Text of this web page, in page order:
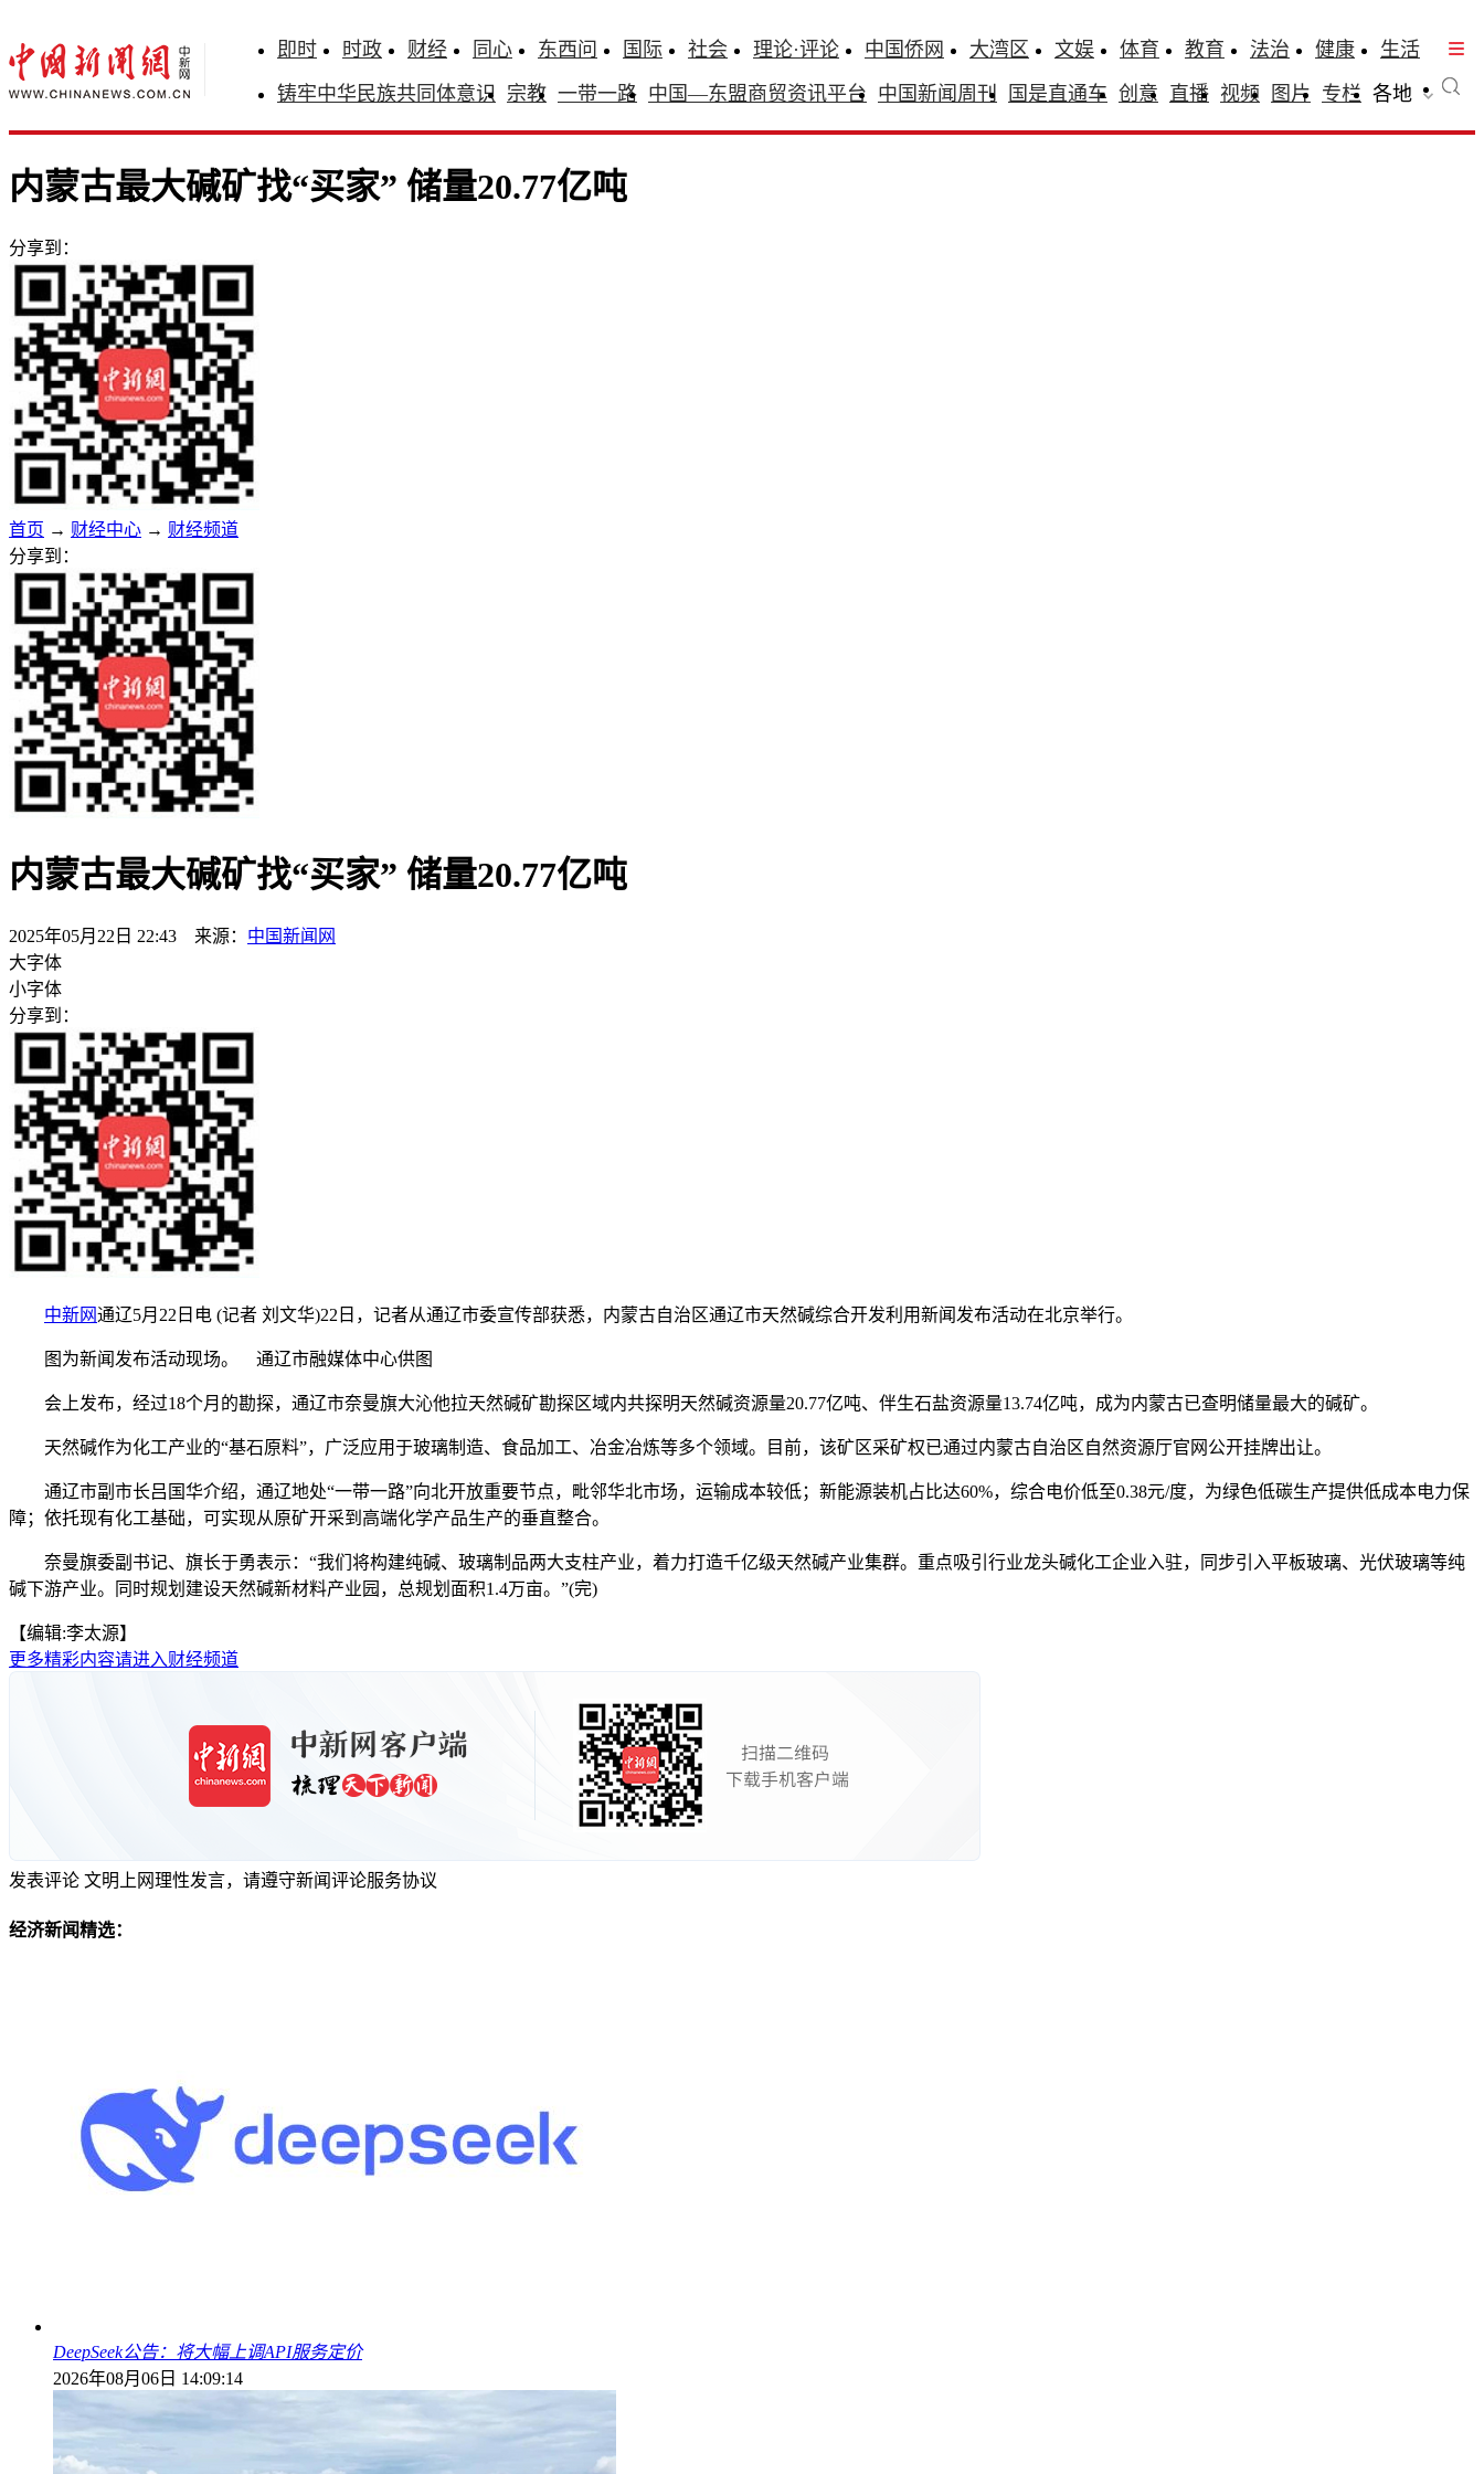
即时 时政 财经 同心 东西问 国际 社会 理论·评论 中国侨网 大湾区 文娱 体育 教育 法治 健康
生活
铸牢中华民族共同体意识 宗教 一带一路 中国—东盟商贸资讯平台 中国新闻周刊 国是直通车 创意 直播 视频 图片 专栏 各地
内蒙古最大碱矿找“买家” 储量20.77亿吨
分享到：
首页 → 财经中心 → 财经频道
分享到：
内蒙古最大碱矿找“买家” 储量20.77亿吨
2025年05月22日 22:43 来源： 中国新闻网
大字体
小字体
分享到：
中新网通辽5月22日电 (记者 刘文华)22日，记者从通辽市委宣传部获悉，内蒙古自治区通辽市天然碱综合开发利用新闻发布活动在北京举行。
图为新闻发布活动现场。 通辽市融媒体中心供图
会上发布，经过18个月的勘探，通辽市奈曼旗大沁他拉天然碱矿勘探区域内共探明天然碱资源量20.77亿吨、伴生石盐资源量13.74亿吨，成为内蒙古已查明储量最大的碱矿。
天然碱作为化工产业的“基石原料”，广泛应用于玻璃制造、食品加工、冶金冶炼等多个领域。目前，该矿区采矿权已通过内蒙古自治区自然资源厅官网公开挂牌出让。
通辽市副市长吕国华介绍，通辽地处“一带一路”向北开放重要节点，毗邻华北市场，运输成本较低；新能源装机占比达60%，综合电价低至0.38元/度，为绿色低碳生产提供低成本电力保
障；依托现有化工基础，可实现从原矿开采到高端化学产品生产的垂直整合。
奈曼旗委副书记、旗长于勇表示：“我们将构建纯碱、玻璃制品两大支柱产业，着力打造千亿级天然碱产业集群。重点吸引行业龙头碱化工企业入驻，同步引入平板玻璃、光伏玻璃等纯
碱下游产业。同时规划建设天然碱新材料产业园，总规划面积1.4万亩。”(完)
【编辑:李太源】
更多精彩内容请进入财经频道
发表评论 文明上网理性发言，请遵守新闻评论服务协议
经济新闻精选：
DeepSeek公告：将大幅上调API服务定价
2026年08月06日 14:09:14